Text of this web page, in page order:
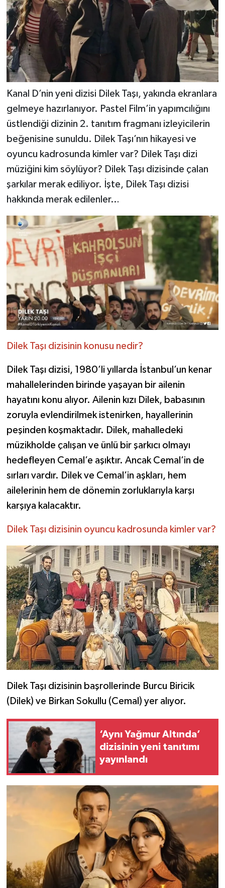
Kanal D’nin yeni dizisi Dilek Taşı, yakında ekranlara
gelmeye hazırlanıyor. Pastel Film’in yapımcılığını
üstlendiği dizinin 2. tanıtım fragmanı izleyicilerin
beğenisine sunuldu. Dilek Taşı’nın hikayesi ve
oyuncu kadrosunda kimler var? Dilek Taşı dizi
müziğini kim söylüyor? Dilek Taşı dizisinde çalan
şarkılar merak ediliyor. İşte, Dilek Taşı dizisi
hakkında merak edilenler…
Dilek Taşı dizisinin konusu nedir?
Dilek Taşı dizisi, 1980’li yıllarda İstanbul’un kenar
mahallelerinden birinde yaşayan bir ailenin
hayatını konu alıyor. Ailenin kızı Dilek, babasının
zoruyla evlendirilmek istenirken, hayallerinin
peşinden koşmaktadır. Dilek, mahalledeki
müzikholde çalışan ve ünlü bir şarkıcı olmayı
hedefleyen Cemal’e aşıktır. Ancak Cemal’in de
sırları vardır. Dilek ve Cemal’in aşkları, hem
ailelerinin hem de dönemin zorluklarıyla karşı
karşıya kalacaktır.
Dilek Taşı dizisinin oyuncu kadrosunda kimler var?
Dilek Taşı dizisinin başrollerinde Burcu Biricik
(Dilek) ve Birkan Sokullu (Cemal) yer alıyor.
‘Aynı Yağmur Altında’
dizisinin yeni tanıtımı
yayınlandı